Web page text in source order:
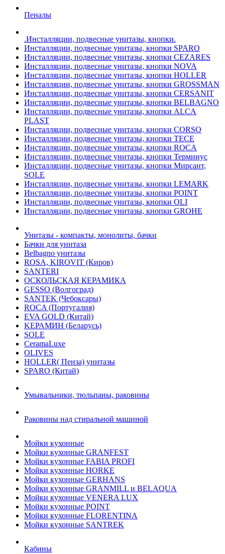
Пеналы
.Инсталляции, подвесные унитазы, кнопки.
Инсталляции, подвесные унитазы, кнопки SPARO
Инсталляции, подвесные унитазы, кнопки CEZARES
Инсталляции, подвесные унитазы, кнопки NOVA
Инсталляции, подвесные унитазы, кнопки HOLLER
Инсталляции, подвесные унитазы, кнопки GROSSMAN
Инсталляции, подвесные унитазы, кнопки CERSANIT
Инсталляции, подвесные унитазы, кнопки BELBAGNO
Инсталляции, подвесные унитазы, кнопки ALCA
PLAST
Инсталляции, подвесные унитазы, кнопки CORSO
Инсталляции, подвесные унитазы, кнопки TECE
Инсталляции, подвесные унитазы, кнопки ROCA
Инсталляции, подвесные унитазы, кнопки Терминус
Инсталляции, подвесные унитазы, кнопки Мирсант,
SOLE
Инсталляции, подвесные унитазы, кнопки LEMARK
Инсталляции, подвесные унитазы, кнопки POINT
Инсталляции, подвесные унитазы, кнопки OLI
Инсталляции, подвесные унитазы, кнопки GROHE
Унитазы - компакты, монолиты, бачки
Бачки для унитаза
Belbagno унитазы
ROSA, KIROVIT (Киров)
SANTERI
ОСКОЛЬСКАЯ КЕРАМИКА
GESSO (Волгоград)
SANTEK (Чебоксары)
ROCA (Португалия)
EVA GOLD (Китай)
KЕРАМИН (Беларусь)
SOLE
CeramaLuxe
OLIVES
HOLLER( Пенза) унитазы
SPARO (Китай)
Умывальники, тюльпаны, раковины
Раковины над стиральной машиной
Мойки кухонные
Мойки кухонные GRANFEST
Мойки кухонные FABIA PROFI
Мойки кухонные HORKE
Мойки кухонные GERHANS
Мойки кухонные GRANMILL и BELAQUA
Мойки кухонные VENERA LUX
Мойки кухонные POINT
Мойки кухонные FLORENTINA
Мойки кухонные SANTREK
Кабины